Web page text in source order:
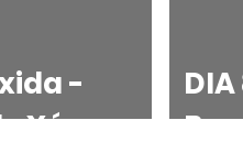
-
Xúquer
DIA